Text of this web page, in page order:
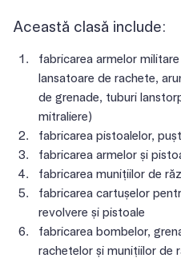
Această clasă include:
fabricarea armelor
lansatoare de rachete,
de grenade, tuburi
mitraliere)
fabricarea pistoalelor,
fabricarea armelor și
fabricarea munițiilor de
fabricarea cartușelor
revolvere și pistoale
fabricarea bombelor,
rachetelor și munițiilor de